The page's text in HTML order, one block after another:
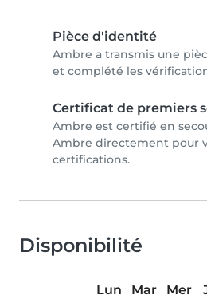
Pièce d'identité
Ambre a transmis une
et complété les
Certificat de premiers
Ambre est certifié en
Ambre directement pour
certifications.
Disponibilité
Lun Mar Mer